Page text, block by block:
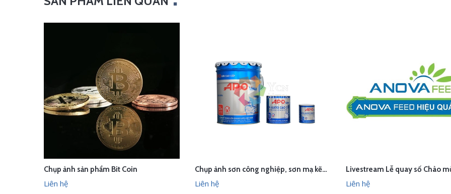
LIÊN HỆ XEM NHANH
Chụp ảnh sản phẩm Bit Coin
Liên hệ
LIÊN HỆ XEM NHANH
Chụp ảnh sơn công nghiệp, sơn mạ kẽm Apo, HP Paint
Liên hệ
LIÊN HỆ XEM
Liên hệ